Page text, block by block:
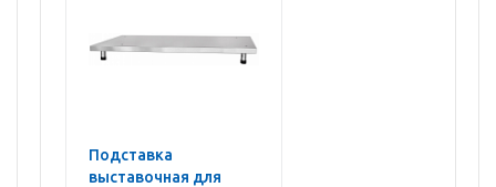
Подставка
выставочная для